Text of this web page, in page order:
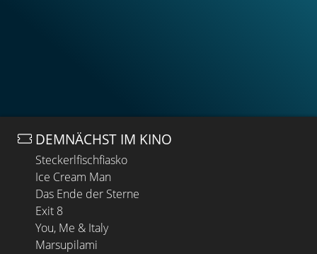
DEMNÄCHST IM KINO
Steckerlfischfiasko
Ice Cream Man
Das Ende der Sterne
Exit 8
You, Me & Italy
Marsupilami